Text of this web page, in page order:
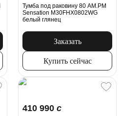
Тумба под раковину 80 AM.PM
Sensation M30FHX0802WG
белый глянец
Заказать
Купить сейчас
410 990 c